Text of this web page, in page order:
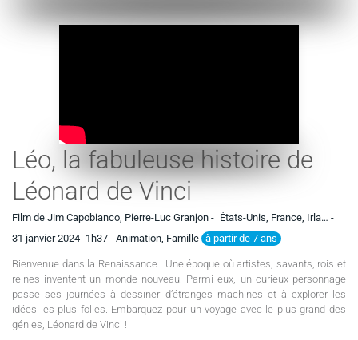
Léo, la fabuleuse histoire de
Léonard de Vinci
Film de Jim Capobianco, Pierre-Luc Granjon - États-Unis, France, Irla… -
31 janvier 2024 1h37 - Animation, Famille à partir de 7 ans
Bienvenue dans la Renaissance ! Une époque où artistes, savants, rois et
reines inventent un monde nouveau. Parmi eux, un curieux personnage
passe ses journées à dessiner d’étranges machines et à explorer les
idées les plus folles. Embarquez pour un voyage avec le plus grand des
génies, Léonard de Vinci !